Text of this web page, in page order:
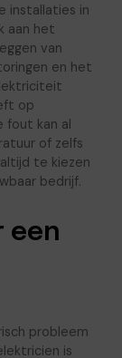
installaties in
aan het
van
en het
op
fout kan al
of zelfs
te kiezen
bedrijf.
een
probleem
is